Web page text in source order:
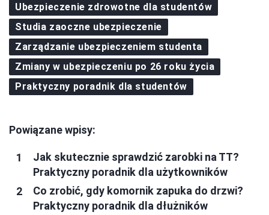
Ubezpieczenie zdrowotne dla studentów
Studia zaoczne ubezpieczenie
Zarządzanie ubezpieczeniem studenta
Zmiany w ubezpieczeniu po 26 roku życia
Praktyczny poradnik dla studentów
Powiązane wpisy:
Jak skutecznie sprawdzić zarobki na TT?
Praktyczny poradnik dla użytkowników
Co zrobić, gdy komornik zapuka do drzwi?
Praktyczny poradnik dla dłużników